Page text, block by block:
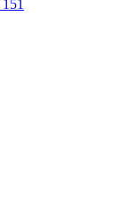
151